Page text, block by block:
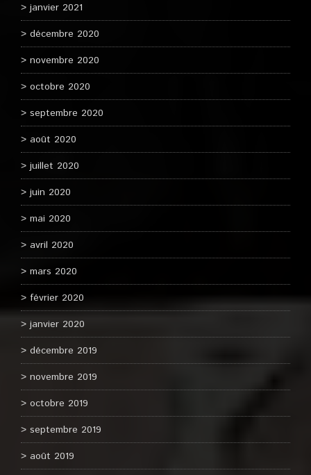
janvier 2021
décembre 2020
novembre 2020
octobre 2020
septembre 2020
août 2020
juillet 2020
juin 2020
mai 2020
avril 2020
mars 2020
février 2020
janvier 2020
décembre 2019
novembre 2019
octobre 2019
septembre 2019
août 2019